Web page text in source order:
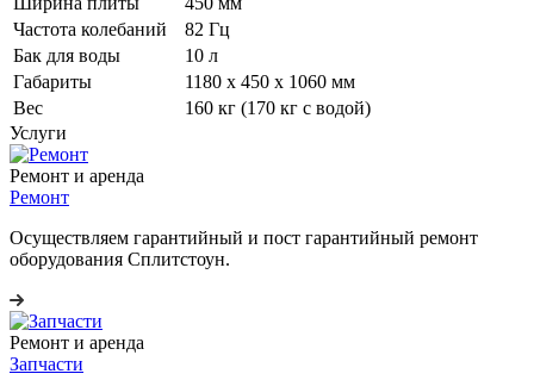
Частота колебаний
82 Гц
Бак для воды
10 л
Габариты
1180 x 450 x 1060 мм
Вес
160 кг (170 кг с водой)
Услуги
Ремонт и аренда
Ремонт
Осуществляем гарантийный и пост гарантийный ремонт
оборудования Сплитстоун.
Ремонт и аренда
Запчасти